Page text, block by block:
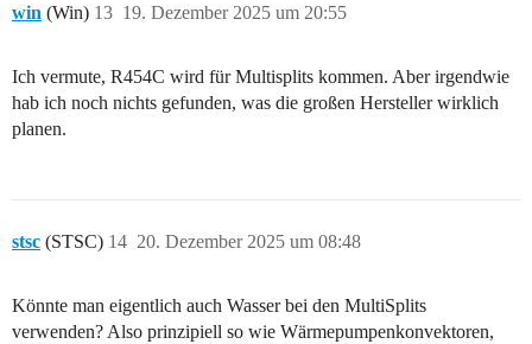
win (Win) 19. Dezember 2025 um 20:55
13
Ich vermute, R454C wird für Multisplits kommen. Aber irgendwie
hab ich noch nichts gefunden, was die großen Hersteller wirklich
planen.
stsc (STSC) 20. Dezember 2025 um 08:48
14
Könnte man eigentlich auch Wasser bei den MultiSplits
verwenden? Also prinzipiell so wie Wärmepumpenkonvektoren,